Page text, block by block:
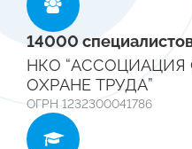
14000
НКО
ОХРАНЕ ТРУДА”
ОГРН 1232300041786